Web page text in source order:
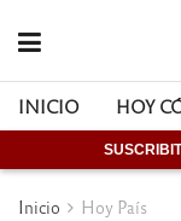
INICIO HOY
Inicio Hoy País